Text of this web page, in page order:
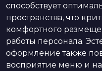
способствует
пространства, что
комфортного
работы персонала.
оформление также
восприятие меню и